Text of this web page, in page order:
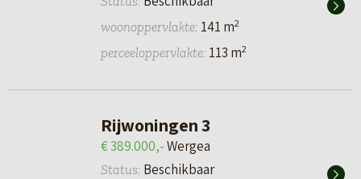
woonoppervlakte: 141 m2
perceeloppervlakte: 113 m2
Rijwoningen 3
€ 389.000,-Wergea
Status: Beschikbaar